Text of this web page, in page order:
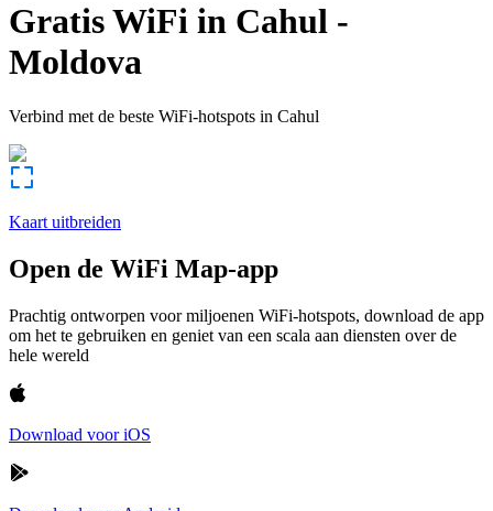
Gratis WiFi in Cahul -
Moldova
Verbind met de beste WiFi-hotspots in Cahul
Kaart uitbreiden
Open de WiFi Map-app
Prachtig ontworpen voor miljoenen WiFi-hotspots, download de app
om het te gebruiken en geniet van een scala aan diensten over de
hele wereld
Download voor iOS